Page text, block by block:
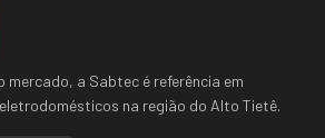
mercado, a Sabtec é referência em
na região do Alto Tietê.